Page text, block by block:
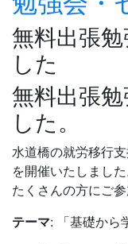
無料出張
した
無料出張
した。
水道橋の就労移行
を開催いたしました
たくさんの方にご参
テーマ: 「基礎から